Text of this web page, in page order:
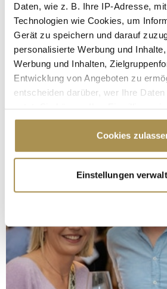
Daten, wie z. B. Ihre IP-Adresse,
Technologien wie Cookies, um
Gerät zu speichern und darauf
personalisierte Werbung und
Werbung und Inhalten,
Entwicklung von Angeboten zu
entscheiden darüber, wer Ihre
Cookie-Erklärung oder durch
Trigger Symbol ändern oder
Informationen über Ihre
erfassen, welche bis auf einige
bestimmten Merkmalen
Erfahren Sie mehr darüber, wie Ihre
verarbeitet werden, und legen Sie
Abschnitt Einzelheitenfest.
Cookies
Einstellungen